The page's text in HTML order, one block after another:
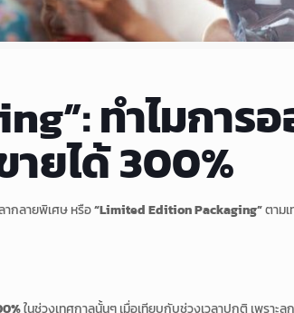
ทำไมการ
ยได้ 300%
ากลายพิเศษ หรือ“Limited Edition Packaging”ตาม
ในช่วงเทศกาลนั้นๆ เมื่อเทียบกับช่วงเวลาปกติ เพราะ